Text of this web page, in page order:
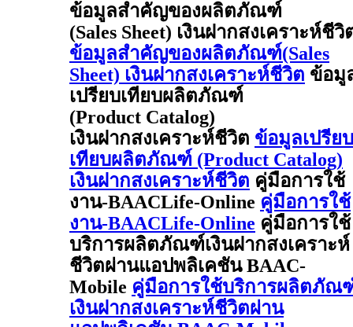
ข้อมูลสำคัญของผลิตภัณฑ์
(Sales Sheet) เงินฝากสงเคราะห์ชีวิ
ข้อมูลสำคัญของผลิตภัณฑ์(Sales
Sheet) เงินฝากสงเคราะห์ชีวิต ข้อมู
เปรียบเทียบผลิตภัณฑ์
(Product Catalog)
เงินฝากสงเคราะห์ชีวิต ข้อมูลเปรียบ
เทียบผลิตภัณฑ์ (Product Catalog)
เงินฝากสงเคราะห์ชีวิต คู่มือการใช้
งาน-BAACLife-Online คู่มือการใช้
งาน-BAACLife-Online คู่มือการใช้
บริการผลิตภัณฑ์เงินฝากสงเคราะห์
ชีวิตผ่านแอปพลิเคชัน BAAC-
Mobile คู่มือการใช้บริการผลิตภัณ
เงินฝากสงเคราะห์ชีวิตผ่าน